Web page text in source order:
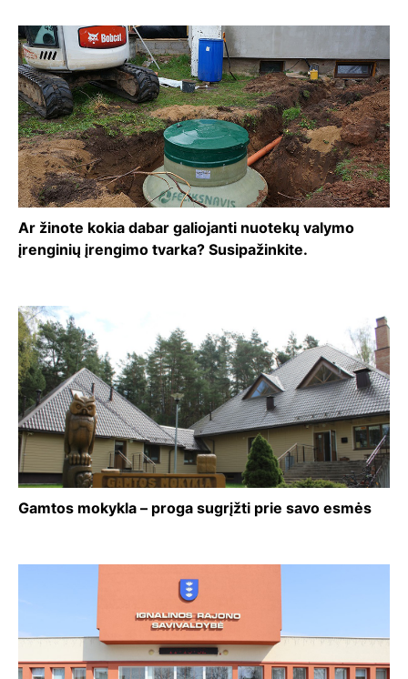
Ar žinote kokia dabar galiojanti nuotekų valymo
įrenginių įrengimo tvarka? Susipažinkite.
Gamtos mokykla – proga sugrįžti prie savo esmės